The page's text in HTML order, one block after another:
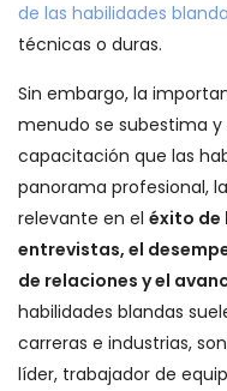
de las habilidades
técnicas o duras.
Sin embargo, la
menudo se subestima
capacitación que las
panorama profesional,
relevante en el éxito de
entrevistas, el
de relaciones y el
habilidades blandas
carreras e industrias,
líder, trabajador de